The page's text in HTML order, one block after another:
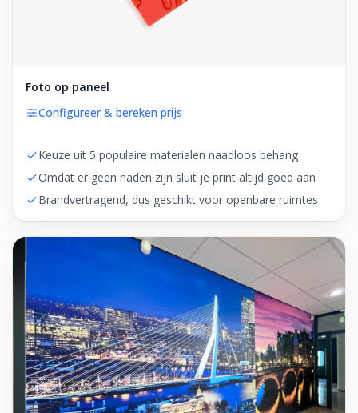
Foto op paneel
Configureer & bereken prijs
Keuze uit 5 populaire materialen naadloos behang
Omdat er geen naden zijn sluit je print altijd goed aan
Brandvertragend, dus geschikt voor openbare ruimtes